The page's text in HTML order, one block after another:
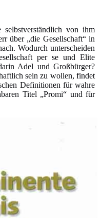
von ihm
über „die Gesellschaft“ in
Wodurch unterscheiden
per se und Elite
Adel und Großbürger?
sein zu wollen, findet
Definitionen für wahre
Titel „Promi“ und für